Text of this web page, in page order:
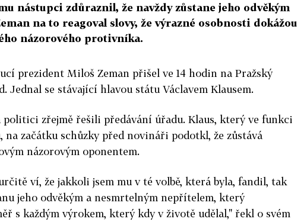
nástupci zdůraznil, že navždy zůstane jeho odvěkým
na to reagoval slovy, že výrazné osobnosti dokážou
názorového protivníka.
prezident Miloš Zeman přišel ve 14 hodin na Pražský
Jednal se stávající hlavou státu Václavem Klausem.
politici zřejmě řešili předávání úřadu. Klaus, který ve funkci
na začátku schůzky před novináři podotkl, že zůstává
názorovým oponentem.
ví, že jakkoli jsem mu v té volbě, která byla, fandil, tak
jeho odvěkým a nesmrtelným nepřítelem, který
s každým výrokem, který kdy v životě udělal," řekl o svém